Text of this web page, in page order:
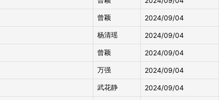
曾颖 2024/09/04
杨清瑶 2024/09/04
曾颖 2024/09/04
万强 2024/09/04
武花静 2024/09/04